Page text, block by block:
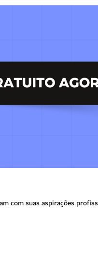
com suas aspirações